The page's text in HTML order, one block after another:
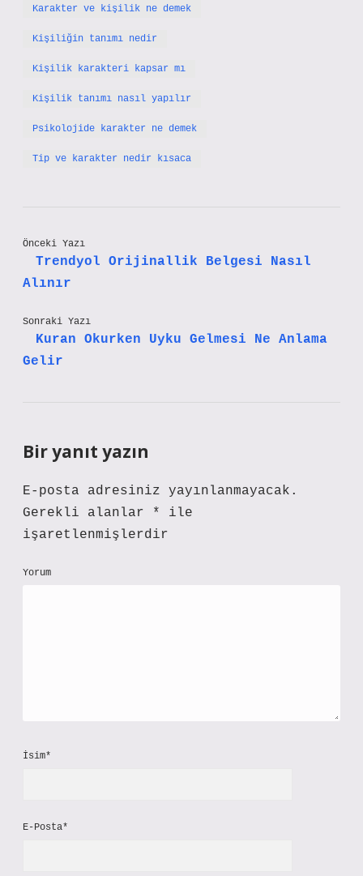
Karakter ve kişilik ne demek
Kişiliğin tanımı nedir
Kişilik karakteri kapsar mı
Kişilik tanımı nasıl yapılır
Psikolojide karakter ne demek
Tip ve karakter nedir kısaca
Önceki Yazı
Trendyol Orijinallik Belgesi Nasıl
Alınır
Sonraki Yazı
Kuran Okurken Uyku Gelmesi Ne Anlama
Gelir
Bir yanıt yazın
E-posta adresiniz yayınlanmayacak.
Gerekli alanlar
*
ile
işaretlenmişlerdir
Yorum
İsim*
E-Posta*